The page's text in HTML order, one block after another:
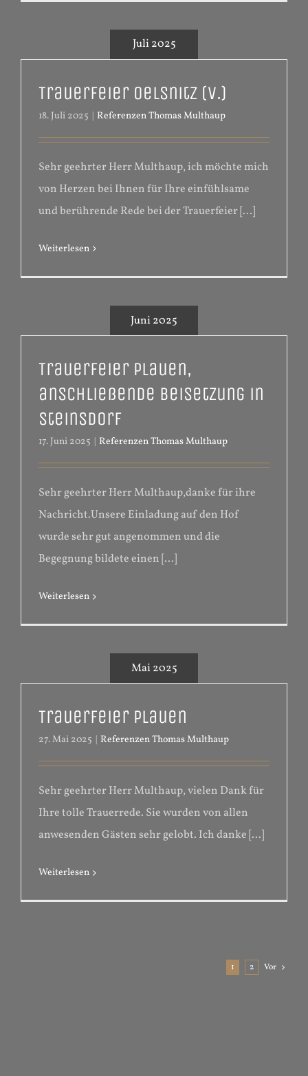
Juli 2025
Trauerfeier Oelsnitz (V.)
18. Juli 2025 | Referenzen Thomas Multhaup
Sehr geehrter Herr Multhaup, ich möchte mich
von Herzen bei Ihnen für Ihre einfühlsame
und berührende Rede bei der Trauerfeier [...]
Weiterlesen
Juni 2025
Trauerfeier Plauen,
anschließende Beisetzung in
Steinsdorf
17. Juni 2025 | Referenzen Thomas Multhaup
Sehr geehrter Herr Multhaup,danke für ihre
Nachricht.Unsere Einladung auf den Hof
wurde sehr gut angenommen und die
Begegnung bildete einen [...]
Weiterlesen
Mai 2025
Trauerfeier Plauen
27. Mai 2025 Referenzen Thomas Multhaup
Sehr geehrter Herr Multhaup, vielen Dank für
Ihre tolle Trauerrede. Sie wurden von allen
anwesenden Gästen sehr gelobt. Ich danke [...]
Weiterlesen
1 2 Vor